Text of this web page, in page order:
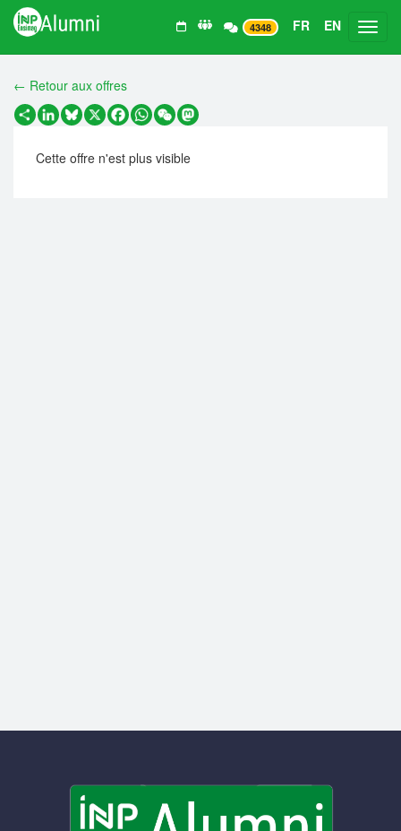
4348 FR EN
← Retour aux offres
PartagerLinkedIn
Bluesky
X Facebook
WhatsApp
WeChatMastodon
Cette offre n'est plus visible